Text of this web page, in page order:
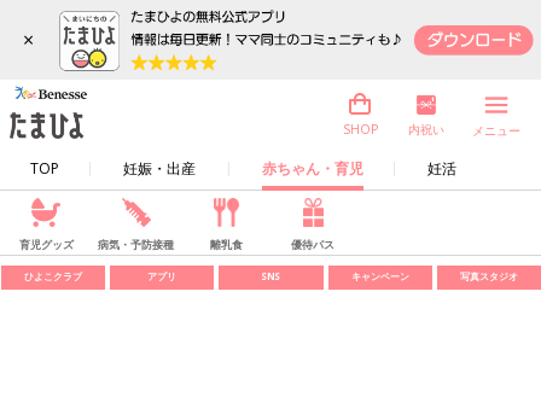
×
TOP 妊娠・出産 赤ちゃん・育児 妊活
SHOP 内祝い メニュー
育児グッズ 病気・予防接種 離乳食 優待パス
ひよこクラブ アプリ SNS キャンペーン 写真スタジオ